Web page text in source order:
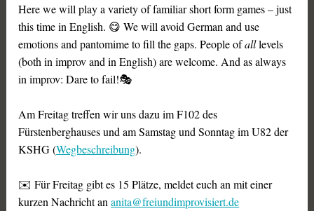
Here we will play a variety of familiar short form games – just
this time in English. 😋 We will avoid German and use
emotions and pantomime to fill the gaps. People ofalllevels
(both in improv and in English) are welcome. And as always
in improv: Dare to fail!🎭
Am Freitag treffen wir uns dazu im F102 des
Fürstenberghauses und am Samstag und Sonntag im U82 der
KSHG (Wegbeschreibung).
✉️ Für Freitag gibt es 15 Plätze, meldet euch an mit einer
kurzen Nachricht ananita@freiundimprovisiert.de